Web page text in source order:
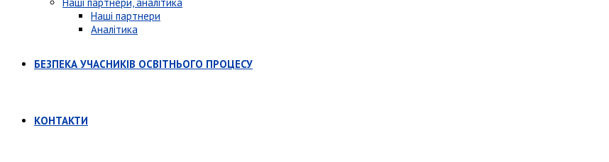
Наші партнери
Аналітика
БЕЗПЕКА УЧАСНИКІВ ОСВІТНЬОГО ПРОЦЕСУ
КОНТАКТИ